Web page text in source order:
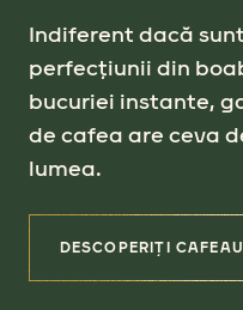
Indiferent dacă
perfecțiunii din
bucuriei instante,
de cafea are ceva
lumea.
DESCOPERIȚI